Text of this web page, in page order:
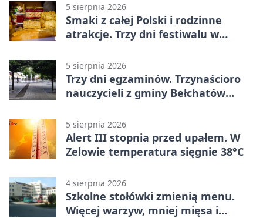
5 sierpnia 2026
Smaki z całej Polski i rodzinne
atrakcje. Trzy dni festiwalu w
5 sierpnia 2026
Trzy dni egzaminów. Trzynaścioro
nauczycieli z gminy Bełchatów
5 sierpnia 2026
Alert III stopnia przed upałem. W
Zelowie temperatura sięgnie 38°C
4 sierpnia 2026
Szkolne stołówki zmienią menu.
Więcej warzyw, mniej mięsa i